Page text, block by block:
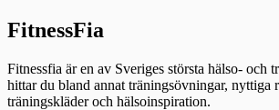
FitnessFia
Fitnessfia är en av Sveriges största hälso- och
hittar du bland annat träningsövningar, nyttiga
träningskläder och hälsoinspiration.